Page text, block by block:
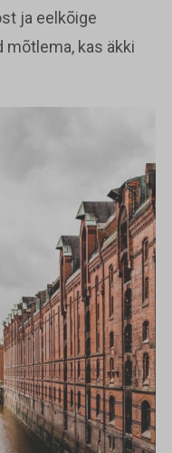
ja eelkõige
mõtlema, kas äkki